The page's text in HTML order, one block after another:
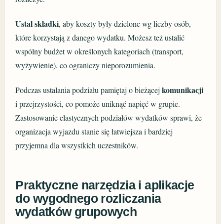
Ustal składki, aby koszty były dzielone wg liczby osób,
które korzystają z danego wydatku. Możesz też ustalić
wspólny budżet w określonych kategoriach (transport,
wyżywienie), co ograniczy nieporozumienia.
Podczas ustalania podziału pamiętaj o bieżącejkomunikacji
i przejrzystości, co pomoże uniknąć napięć w grupie.
Zastosowanie elastycznych podziałów wydatków sprawi, że
organizacja wyjazdu stanie się łatwiejsza i bardziej
przyjemna dla wszystkich uczestników.
Praktyczne narzędzia i aplikacje
do wygodnego rozliczania
wydatków grupowych